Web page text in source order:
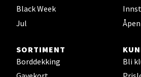
Black Week
Jul
SORTIMENT
Borddekking
Bli
Bergen - Horisont